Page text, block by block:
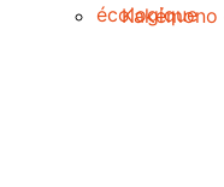
écologique